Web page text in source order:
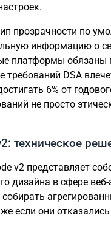
прозрачности по
информацию о
платформы
требований DSA
6% от
не просто
техническое
v2 представляет
дизайна в сфере
если они